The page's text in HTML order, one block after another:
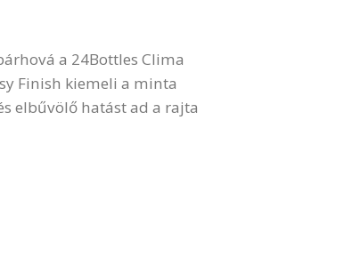
a 24Bottles Clima
Finish kiemeli a minta
elbűvölő hatást ad a rajta
| Galileo mennyiség